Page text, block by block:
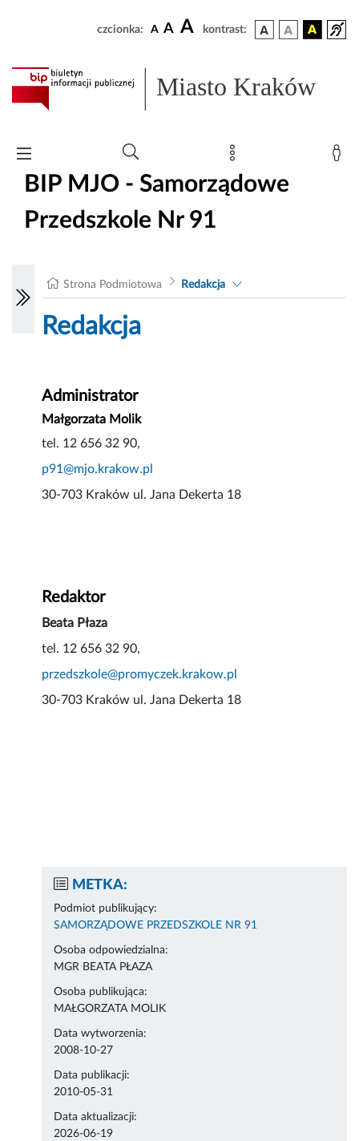
czcionka: A A A kontrast:
Miasto Kraków
BIP MJO - Samorządowe
Przedszkole Nr 91
Strona Podmiotowa Redakcja
Redakcja
Administrator
Małgorzata Molik
tel. 12 656 32 90,
p91@mjo.krakow.pl
30-703 Kraków ul. Jana Dekerta 18
Redaktor
Beata Płaza
tel. 12 656 32 90,
przedszkole@promyczek.krakow.pl
30-703 Kraków ul. Jana Dekerta 18
METKA:
Podmiot publikujący:
SAMORZĄDOWE PRZEDSZKOLE NR 91
Osoba odpowiedzialna:
MGR BEATA PŁAZA
Osoba publikująca:
MAŁGORZATA MOLIK
Data wytworzenia:
2008-10-27
Data publikacji:
2010-05-31
Data aktualizacji:
2026-06-19